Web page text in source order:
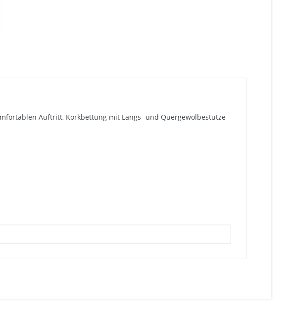
Auftritt, Korkbettung mit Längs- und Quergewölbestütze